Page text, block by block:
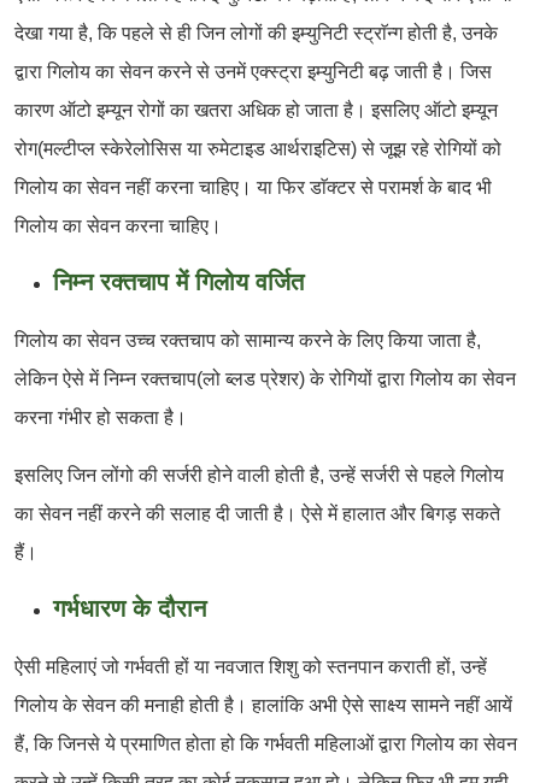
देखा गया है, कि पहले से ही जिन लोगों की इम्युनिटी स्ट्राॅन्ग होती है, उनके
द्वारा गिलोय का सेवन करने से उनमें एक्स्ट्रा इम्युनिटी बढ़ जाती है। जिस
कारण ऑटो इम्यून रोगों का खतरा अधिक हो जाता है। इसलिए ऑटो इम्यून
रोग(मल्टीप्ल स्केरेलोसिस या रुमेटाइड आर्थराइटिस) से जूझ रहे रोगियों को
गिलोय का सेवन नहीं करना चाहिए। या फिर डाॅक्टर से परामर्श के बाद भी
गिलोय का सेवन करना चाहिए।
निम्न रक्तचाप में गिलोय वर्जित
गिलोय का सेवन उच्च रक्तचाप को सामान्य करने के लिए किया जाता है,
लेकिन ऐसे में निम्न रक्तचाप(लो ब्लड प्रेशर) के रोगियों द्वारा गिलोय का सेवन
करना गंभीर हो सकता है।
इसलिए जिन लोंगो की सर्जरी होने वाली होती है, उन्हें सर्जरी से पहले गिलोय
का सेवन नहीं करने की सलाह दी जाती है। ऐसे में हालात और बिगड़ सकते
हैं।
गर्भधारण के दौरान
ऐसी महिलाएं जो गर्भवती हों या नवजात शिशु को स्तनपान कराती हों, उन्हें
गिलोय के सेवन की मनाही होती है। हालांकि अभी ऐसे साक्ष्य सामने नहीं आयें
हैं, कि जिनसे ये प्रमाणित होता हो कि गर्भवती महिलाओं द्वारा गिलोय का सेवन